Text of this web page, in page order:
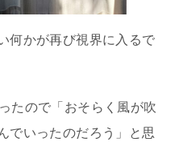
何かが再び視界に入るで
ので「おそらく風が吹
でいったのだろう」と思